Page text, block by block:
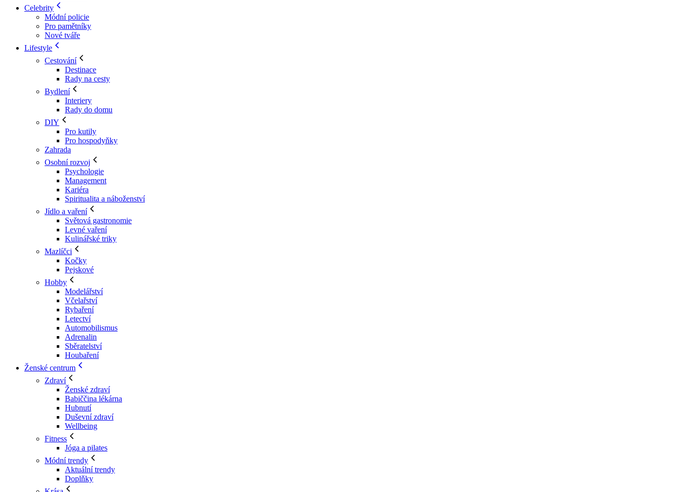
Celebrity
Módní policie
Pro pamětníky
Nové tváře
Lifestyle
Cestování
Destinace
Rady na cesty
Bydlení
Interiery
Rady do domu
DIY
Pro kutily
Pro hospodyňky
Zahrada
Osobní rozvoj
Psychologie
Management
Kariéra
Spiritualita a náboženství
Jídlo a vaření
Světová gastronomie
Levné vaření
Kulinářské triky
Mazlíčci
Kočky
Pejskové
Hobby
Modelářství
Včelařství
Rybaření
Letectví
Automobilismus
Adrenalin
Sběratelství
Houbaření
Ženské centrum
Zdraví
Ženské zdraví
Babiččina lékárna
Hubnutí
Duševní zdraví
Wellbeing
Fitness
Jóga a pilates
Módní trendy
Aktuální trendy
Doplňky